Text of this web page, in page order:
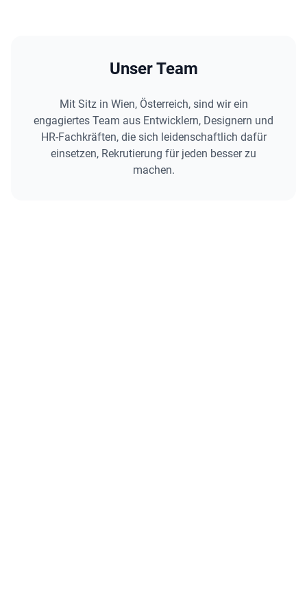
Unser Team
Mit Sitz in Wien, Österreich, sind wir ein
engagiertes Team aus Entwicklern, Designern und
HR-Fachkräften, die sich leidenschaftlich dafür
einsetzen, Rekrutierung für jeden besser zu
machen.